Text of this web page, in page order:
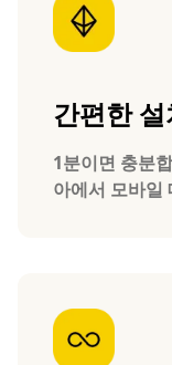
간편한 설
1분이면 충분
아에서 모바일